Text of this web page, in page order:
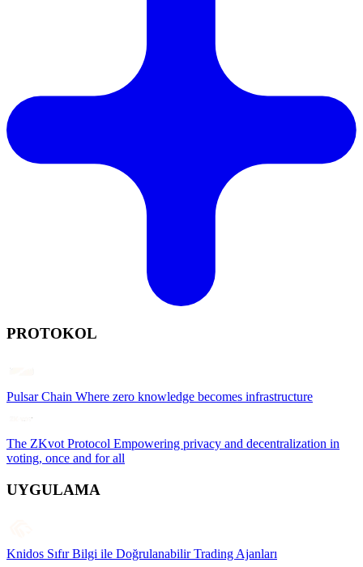
PROTOKOL
Pulsar Chain Where zero knowledge becomes infrastructure
The ZKvot Protocol Empowering privacy and decentralization in
voting, once and for all
UYGULAMA
Knidos Sıfır Bilgi ile Doğrulanabilir Trading Ajanları